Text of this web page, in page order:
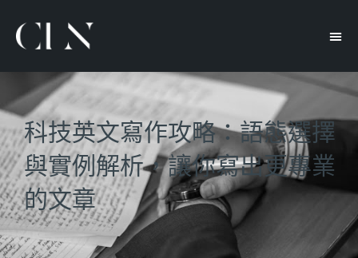
科技英文寫作攻略：語態選擇
與實例解析，讓你寫出更專業
的文章